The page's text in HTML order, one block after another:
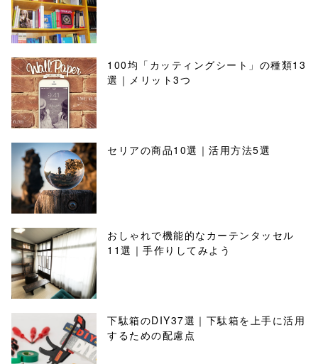
100均「カッティングシート」の種類13
選｜メリット3つ
セリアの商品10選｜活用方法5選
おしゃれで機能的なカーテンタッセル
11選｜手作りしてみよう
下駄箱のDIY37選｜下駄箱を上手に活用
するための配慮点